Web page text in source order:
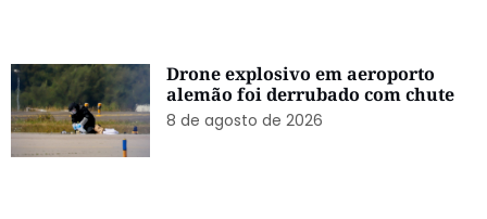
Drone explosivo em aeroporto
alemão foi derrubado com chute
8 de agosto de 2026